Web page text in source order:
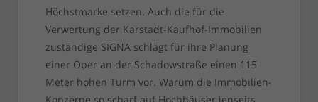
Höchstmarke setzen. Auch die für die
Verwertung der Karstadt-Kaufhof-Immobilien
zuständige SIGNA schlägt für ihre Planung
einer Oper an der Schadowstraße einen 115
Meter hohen Turm vor. Warum die Immobilien-